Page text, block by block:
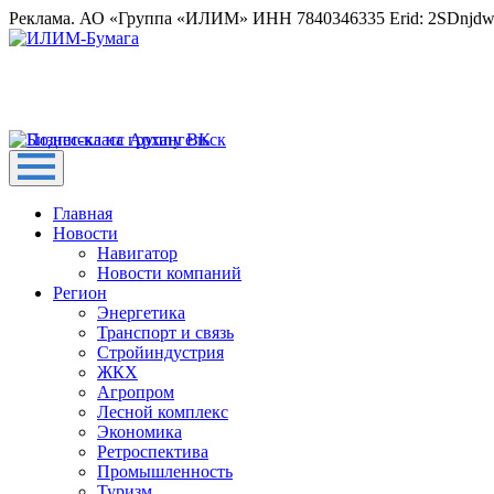
Реклама. АО «Группа «ИЛИМ» ИНН 7840346335 Erid:
Главная
Новости
Навигатор
Новости компаний
Регион
Энергетика
Транспорт и связь
Стройиндустрия
ЖКХ
Агропром
Лесной комплекс
Экономика
Ретроспектива
Промышленность